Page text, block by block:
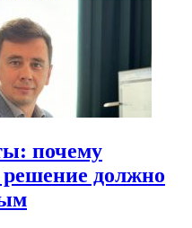
почему
решение должно